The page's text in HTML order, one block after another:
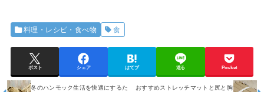
料理・レシピ・食べ物 食
ポスト シェア はてブ 送る Pocket
冬のハンモック生活を快適にするた
おすすめストレッチマットと尻と胸